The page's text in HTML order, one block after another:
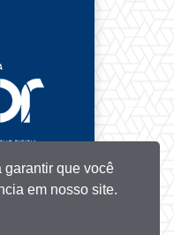
garantir que você
em nosso site.